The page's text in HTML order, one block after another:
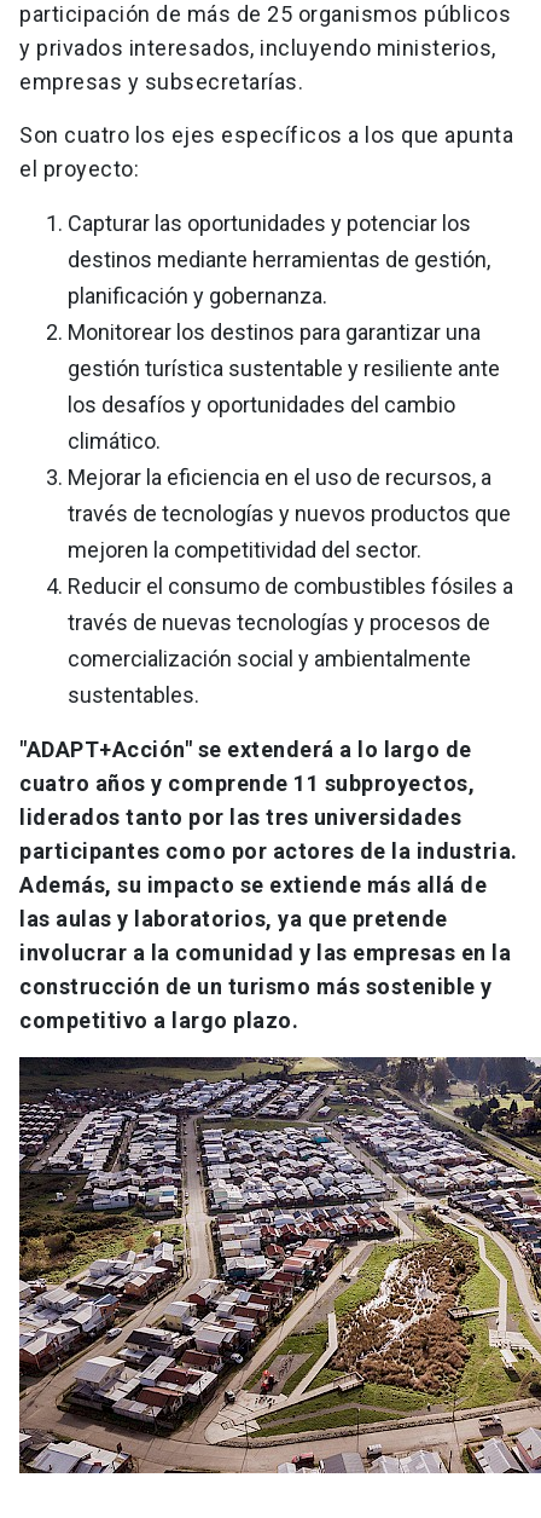
participación de más de 25 organismos públicos
y privados interesados, incluyendo ministerios,
empresas y subsecretarías.
Son cuatro los ejes específicos a los que apunta
el proyecto:
Capturar las oportunidades y potenciar los
destinos mediante herramientas de gestión,
planificación y gobernanza.
Monitorear los destinos para garantizar una
gestión turística sustentable y resiliente ante
los desafíos y oportunidades del cambio
climático.
Mejorar la eficiencia en el uso de recursos, a
través de tecnologías y nuevos productos que
mejoren la competitividad del sector.
Reducir el consumo de combustibles fósiles a
través de nuevas tecnologías y procesos de
comercialización social y ambientalmente
sustentables.
"ADAPT+Acción" se extenderá a lo largo de
cuatro años y comprende 11 subproyectos,
liderados tanto por las tres universidades
participantes como por actores de la industria.
Además, su impacto se extiende más allá de
las aulas y laboratorios, ya que pretende
involucrar a la comunidad y las empresas en la
construcción de un turismo más sostenible y
competitivo a largo plazo.